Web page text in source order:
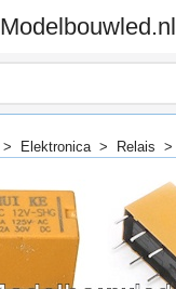
Modelbouwled.nl
> Elektronica> Relais >